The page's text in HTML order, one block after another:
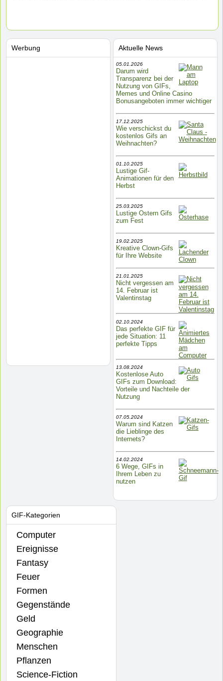
GIF-Kategorien
Computer
Ereignisse
Fantasy
Feuer
Formen
Gegenstände
Geld
Geographie
Menschen
Pflanzen
Science-Fiction
Aktuelle News
05.01.2026
Darum wird
Transparenz bei der
Nutzung von GIFs,
Memes und Online Casino
Bonusangeboten immer wichtiger
17.12.2025
Wie verschickst du
kostenlos Gifs an
Weihnachten?
01.10.2025
Lustige Gif-
Animationen für den
Herbst
25.03.2025
Lustige Ostern Gifs
zum Fest
19.02.2025
Kreative Clown-Gifs
für Ihre Website
21.01.2025
Nicht vergessen am
14. Februar ist
Valentinstag
02.10.2024
Das perfekte GIF für
jede Situation: 11
perfekte Tipps
13.08.2024
Kostenlose Auto
GIFs zum Download:
Vorteile und Nachteile der
Nutzung
07.05.2024
Warum sind Katzen
die Lieblinge des
Internets?
14.02.2024
6 Wege, GIFs in
Ihrem Leben zu
nutzen
Werbung